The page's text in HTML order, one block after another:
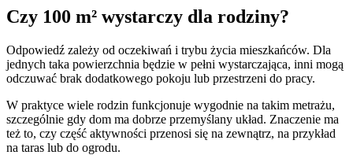
Czy 100 m² wystarczy dla rodziny?
Odpowiedź zależy od oczekiwań i trybu życia mieszkańców. Dla
jednych taka powierzchnia będzie w pełni wystarczająca, inni mogą
odczuwać brak dodatkowego pokoju lub przestrzeni do pracy.
W praktyce wiele rodzin funkcjonuje wygodnie na takim metrażu,
szczególnie gdy dom ma dobrze przemyślany układ. Znaczenie ma
też to, czy część aktywności przenosi się na zewnątrz, na przykład
na taras lub do ogrodu.